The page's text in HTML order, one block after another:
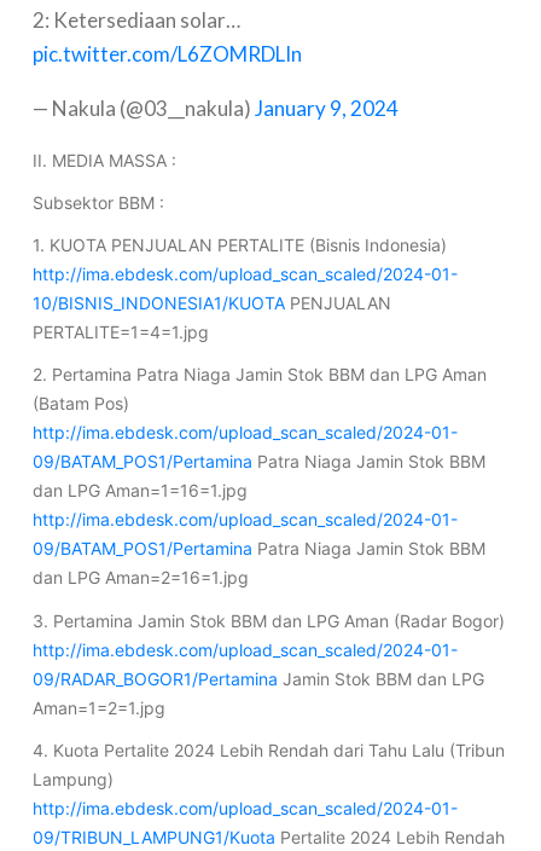
2: Ketersediaan solar…
pic.twitter.com/L6ZOMRDLIn
— Nakula (@03__nakula)January 9, 2024
II. MEDIA MASSA :
Subsektor BBM :
1. KUOTA PENJUALAN PERTALITE (Bisnis Indonesia)
http://ima.ebdesk.com/upload_scan_scaled/2024-01-
10/BISNIS_INDONESIA1/KUOTAPENJUALAN
PERTALITE=1=4=1.jpg
2. Pertamina Patra Niaga Jamin Stok BBM dan LPG Aman
(Batam Pos)
http://ima.ebdesk.com/upload_scan_scaled/2024-01-
09/BATAM_POS1/Pertamina Patra Niaga Jamin Stok BBM
dan LPG Aman=1=16=1.jpg
http://ima.ebdesk.com/upload_scan_scaled/2024-01-
09/BATAM_POS1/Pertamina Patra Niaga Jamin Stok BBM
dan LPG Aman=2=16=1.jpg
3. Pertamina Jamin Stok BBM dan LPG Aman (Radar Bogor)
http://ima.ebdesk.com/upload_scan_scaled/2024-01-
09/RADAR_BOGOR1/Pertamina Jamin Stok BBM dan LPG
Aman=1=2=1.jpg
4. Kuota Pertalite 2024 Lebih Rendah dari Tahu Lalu (Tribun
Lampung)
http://ima.ebdesk.com/upload_scan_scaled/2024-01-
09/TRIBUN_LAMPUNG1/Kuota Pertalite 2024 Lebih Rendah